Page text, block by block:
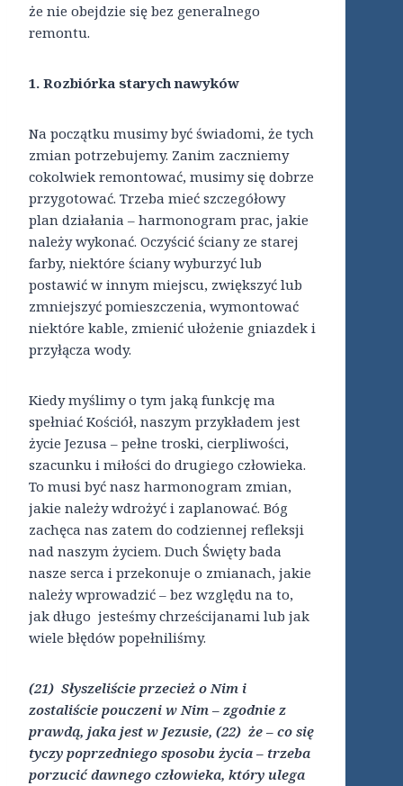
że nie obejdzie się bez generalnego
remontu.
1. Rozbiórka starych nawyków
Na początku musimy być świadomi, że tych
zmian potrzebujemy. Zanim zaczniemy
cokolwiek remontować, musimy się dobrze
przygotować. Trzeba mieć szczegółowy
plan działania – harmonogram prac, jakie
należy wykonać. Oczyścić ściany ze starej
farby, niektóre ściany wyburzyć lub
postawić w innym miejscu, zwiększyć lub
zmniejszyć pomieszczenia, wymontować
niektóre kable, zmienić ułożenie gniazdek i
przyłącza wody.
Kiedy myślimy o tym jaką funkcję ma
spełniać Kościół, naszym przykładem jest
życie Jezusa – pełne troski, cierpliwości,
szacunku i miłości do drugiego człowieka.
To musi być nasz harmonogram zmian,
jakie należy wdrożyć i zaplanować. Bóg
zachęca nas zatem do codziennej refleksji
nad naszym życiem. Duch Święty bada
nasze serca i przekonuje o zmianach, jakie
należy wprowadzić – bez względu na to,
jak długo jesteśmy chrześcijanami lub jak
wiele błędów popełniliśmy.
(21) Słyszeliście przecież o Nim i
zostaliście pouczeni w Nim – zgodnie z
prawdą, jaka jest w Jezusie, (22) że – co się
tyczy poprzedniego sposobu życia – trzeba
porzucić dawnego człowieka, który ulega